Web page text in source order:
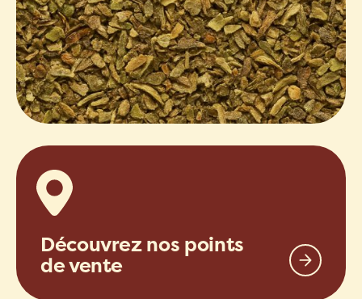
Découvrez nos points
de vente